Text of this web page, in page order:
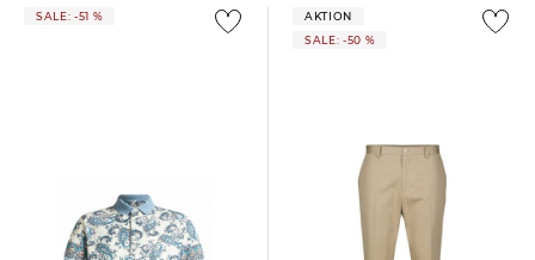
SALE: -51 %
AKTION
SALE: -50 %